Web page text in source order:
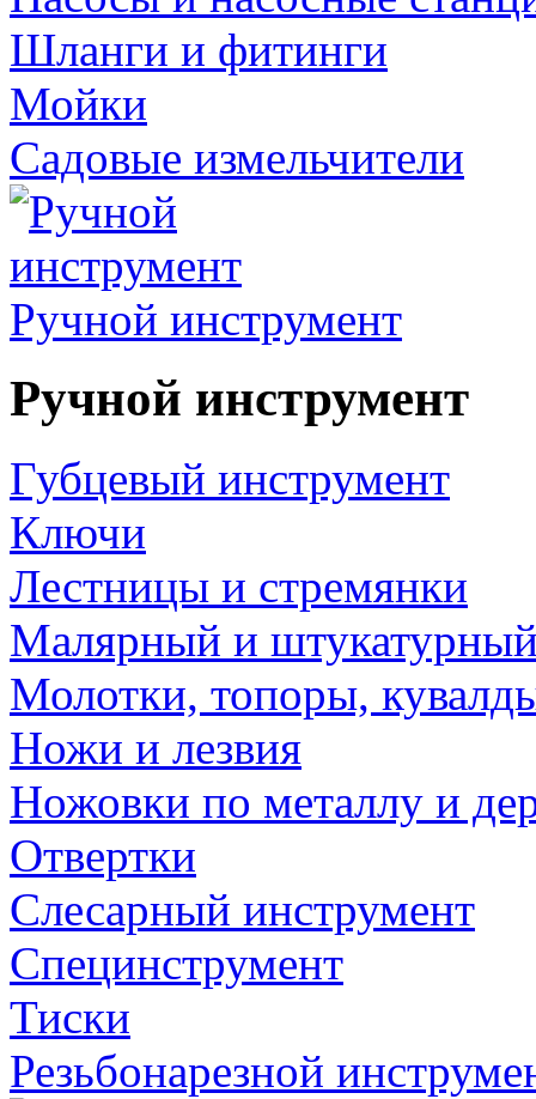
Шланги и фитинги
Мойки
Садовые измельчители
Ручной инструмент
Ручной инструмент
Губцевый инструмент
Ключи
Лестницы и стремянки
Малярный и
Молотки, топоры,
Ножи и лезвия
Ножовки по металлу и
Отвертки
Слесарный инструмент
Специнструмент
Тиски
Резьбонарезной